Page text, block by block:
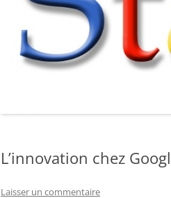
L’innovation chez
Laisser un commentaire